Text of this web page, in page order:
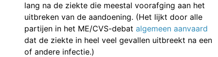
lang na de ziekte die meestal voorafging aan het
uitbreken van de aandoening. (Het lijkt door alle
partijen in het ME/CVS-debat algemeen aanvaard
dat de ziekte in heel veel gevallen uitbreekt na een
of andere infectie.)